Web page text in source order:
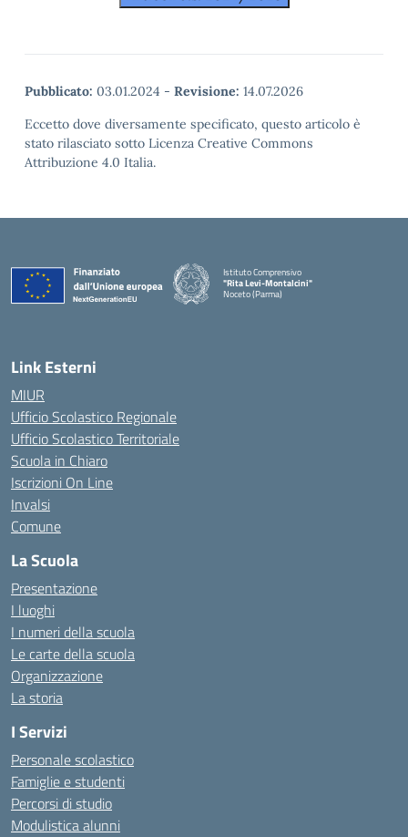
Pubblicato: 03.01.2024 - Revisione: 14.07.2026
Eccetto dove diversamente specificato, questo articolo è
stato rilasciato sotto Licenza Creative Commons
Attribuzione 4.0 Italia.
Istituto Comprensivo
"Rita Levi-Montalcini"
Noceto (Parma)
Link Esterni
MIUR
Ufficio Scolastico Regionale
Ufficio Scolastico Territoriale
Scuola in Chiaro
Iscrizioni On Line
Invalsi
Comune
La Scuola
Presentazione
I luoghi
I numeri della scuola
Le carte della scuola
Organizzazione
La storia
I Servizi
Personale scolastico
Famiglie e studenti
Percorsi di studio
Modulistica alunni